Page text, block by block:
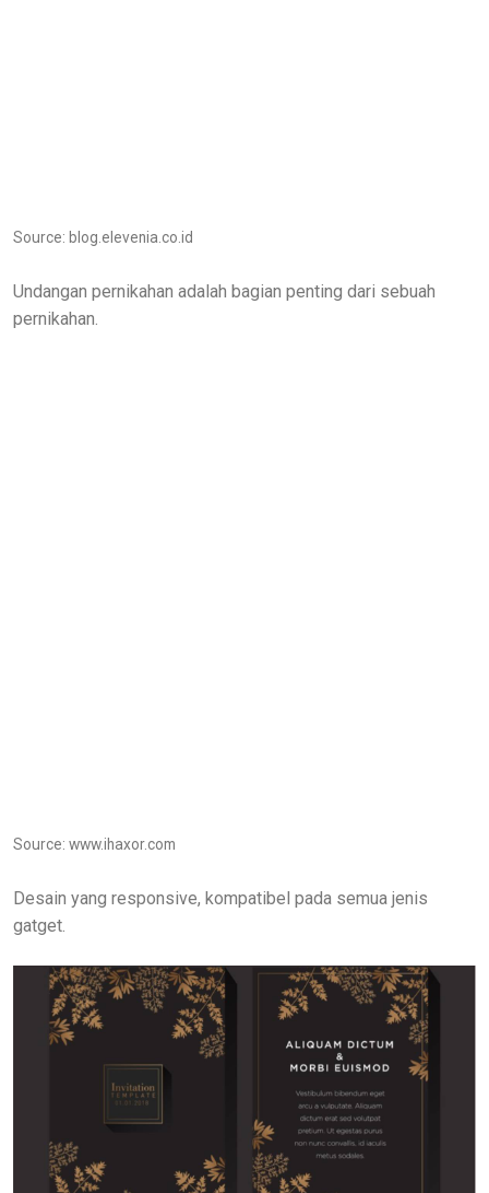
Source: blog.elevenia.co.id
Undangan pernikahan adalah bagian penting dari sebuah
pernikahan.
Source: www.ihaxor.com
Desain yang responsive, kompatibel pada semua jenis
gatget.